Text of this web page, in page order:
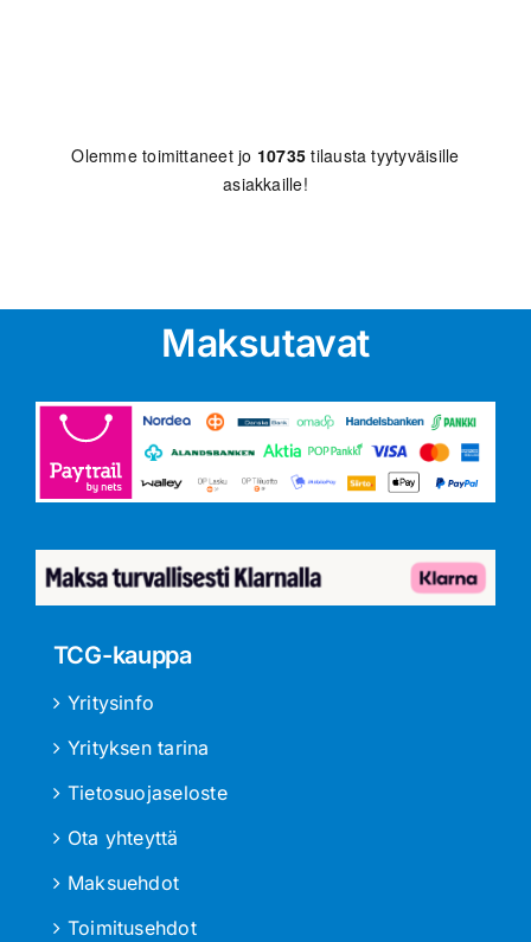
Olemme toimittaneet jo 10735 tilausta tyytyväisille
asiakkaille!
Maksutavat
TCG-kauppa
Yritysinfo
Yrityksen tarina
Tietosuojaseloste
Ota yhteyttä
Maksuehdot
Toimitusehdot